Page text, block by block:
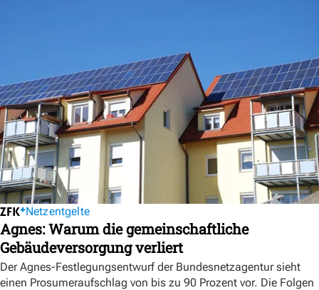
Netzentgelte
Agnes: Warum die gemeinschaftliche
Gebäudeversorgung verliert
Der Agnes-Festlegungsentwurf der Bundesnetzagentur sieht
einen Prosumeraufschlag von bis zu 90 Prozent vor. Die Folgen